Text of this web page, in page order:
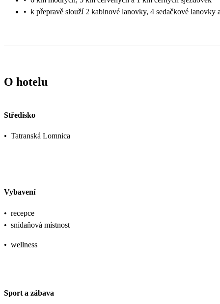
• k přepravě slouží 2 kabinové lanovky, 4 sedačkové lanovky
O hotelu
Středisko
• Tatranská Lomnica
Vybavení
• recepce
• snídaňová místnost
• wellness
Sport a zábava